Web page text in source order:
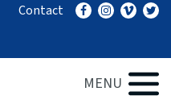
Contact
MENU